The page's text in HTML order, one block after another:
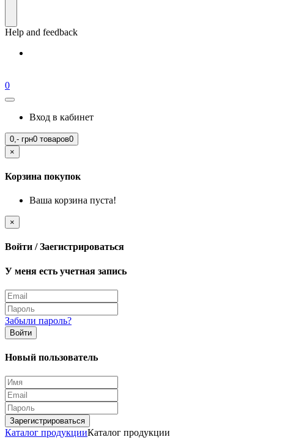
0
Вход в кабинет
0,- грн0 товаров0
×
Корзина покупок
Ваша корзина пуста!
×
Войти / Заегистрироваться
У меня есть учетная запись
Забыли пароль?
Войти
Новый пользователь
Зарегистрироваться
Каталог продукцииКаталог продукции